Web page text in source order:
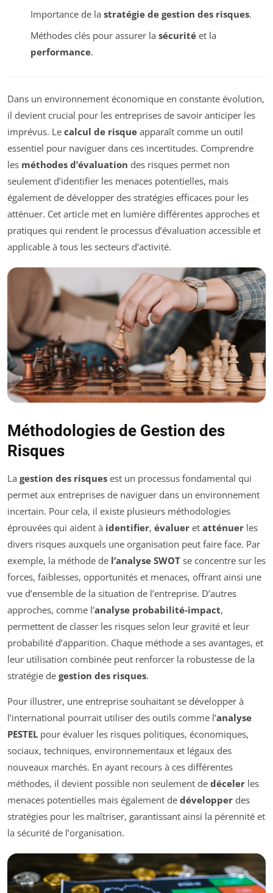
Importance de la stratégie de gestion des risques.
Méthodes clés pour assurer la sécuritéet la
performance.
Dans un environnement économique en constante évolution,
il devient crucial pour les entreprises de savoir anticiper les
imprévus. Le calcul de risque apparaît comme un outil
essentiel pour naviguer dans ces incertitudes. Comprendre
les méthodes d’évaluation des risques permet non
seulement d’identifier les menaces potentielles, mais
également de développer des stratégies efficaces pour les
atténuer. Cet article met en lumière différentes approches et
pratiques qui rendent le processus d’évaluation accessible et
applicable à tous les secteurs d’activité.
Méthodologies de Gestion des
Risques
La gestion des risques est un processus fondamental qui
permet aux entreprises de naviguer dans un environnement
incertain. Pour cela, il existe plusieurs méthodologies
éprouvées qui aident à identifier, évaluer et atténuer les
divers risques auxquels une organisation peut faire face. Par
exemple, la méthode de l’analyse SWOT se concentre sur les
forces, faiblesses, opportunités et menaces, offrant ainsi une
vue d’ensemble de la situation de l’entreprise. D’autres
approches, comme l’analyse probabilité-impact,
permettent de classer les risques selon leur gravité et leur
probabilité d’apparition. Chaque méthode a ses avantages, et
leur utilisation combinée peut renforcer la robustesse de la
stratégie de gestion des risques.
Pour illustrer, une entreprise souhaitant se développer à
l’international pourrait utiliser des outils comme l’analyse
PESTEL pour évaluer les risques politiques, économiques,
sociaux, techniques, environnementaux et légaux des
nouveaux marchés. En ayant recours à ces différentes
méthodes, il devient possible non seulement de déceler les
menaces potentielles mais également de développer des
stratégies pour les maîtriser, garantissant ainsi la pérennité et
la sécurité de l’organisation.